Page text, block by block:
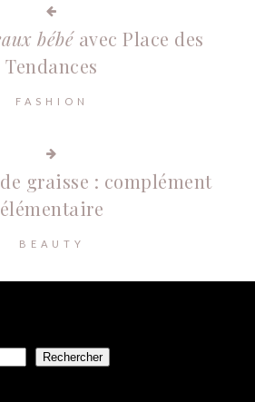
bébéavec Place des
Tendances
FASHION
de graisse : complément
élémentaire
BEAUTY
Rechercher